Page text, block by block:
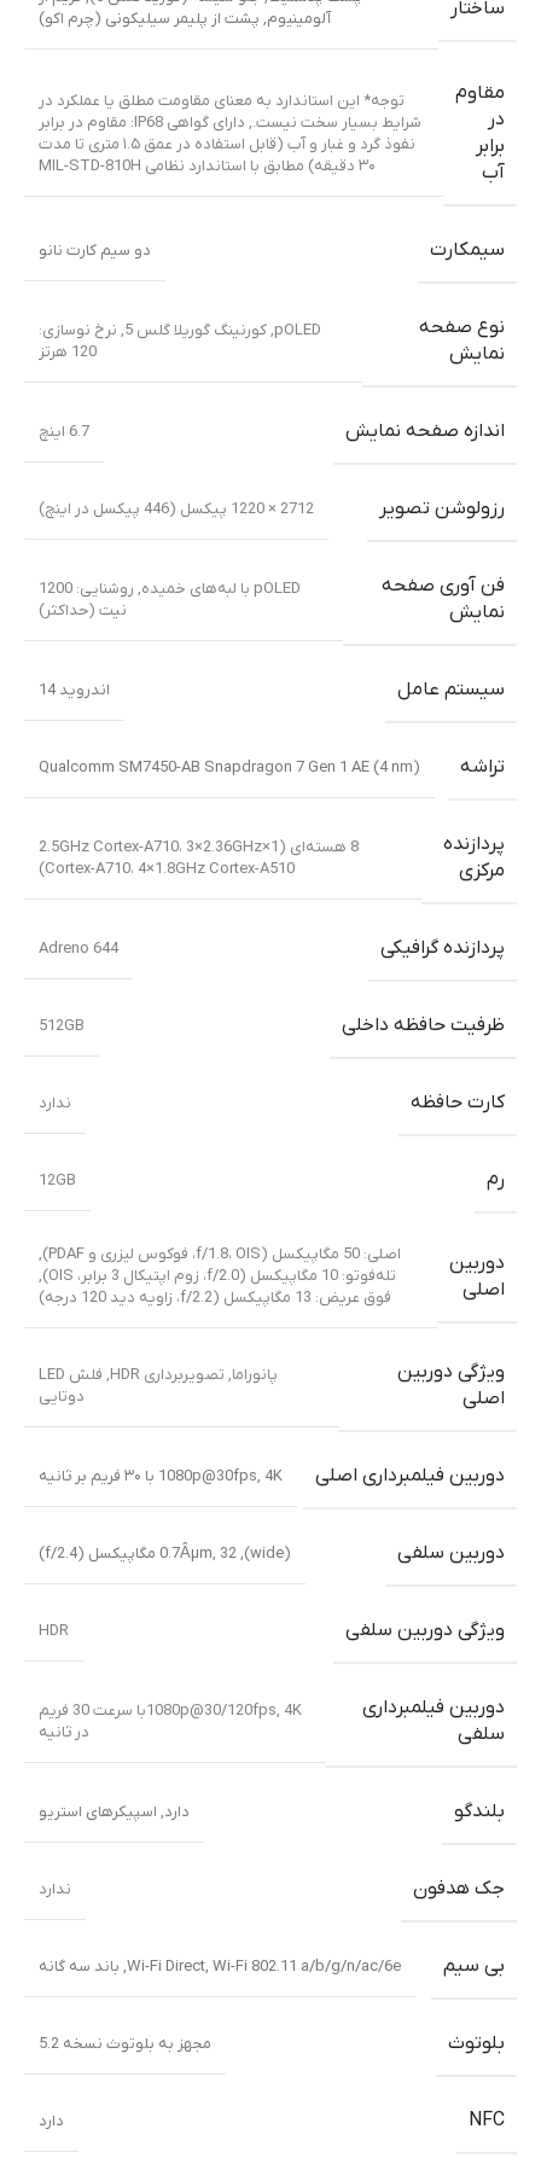
ساختار
آلومینیوم, پشت از پلیمر سیلیکونی (چرم اکو)
مقاوم
در
برابر
آب
توجه* این استاندارد به معنای مقاومت مطلق یا عملکرد در
شرایط بسیار سخت نیست.,
دارای گواهی IP68: مقاوم در برابر
نفوذ گرد و غبار و آب (قابل استفاده در عمق ۱.۵ متری تا مدت
۳۰ دقیقه) مطابق با استاندارد نظامی MIL-STD-810H
سیمکارت دو سیم کارت نانو
نوع صفحه
نمایش
pOLED
,کورنینگ گوریلا گلس 5 , نرخ نوسازی:
120 هرتز
اندازه صفحه نمایش 6.7 اینچ
رزولوشن تصویر 2712 × 1220 پیکسل (446 پیکسل در اینچ)
فن آوری صفحه
نمایش
pOLED با لبه‌های خمیده ,
روشنایی: 1200
نیت (حداکثر)
سیستم عامل اندروید 14
تراشه Qualcomm SM7450-AB Snapdragon 7 Gen 1 AE (4 nm)
پردازنده
مرکزی
8 هسته‌ای (1×2.5GHz Cortex-A710، 3×2.36GHz
Cortex-A710، 4×1.8GHz Cortex-A510)
پردازنده گرافیکی Adreno 644
ظرفیت حافظه داخلی 512GB
کارت حافظه ندارد
رم 12GB
دوربین
اصلی
اصلی: 50 مگاپیکسل (f/1.8، OIS، فوکوس لیزری و PDAF)
,
تله‌فوتو: 10 مگاپیکسل (f/2.0، زوم اپتیکال 3 برابر، OIS)
,
فوق عریض: 13 مگاپیکسل (f/2.2، زاویه دید 120 درجه)
ویژگی دوربین
اصلی
پانوراما, تصویربرداری HDR ,
فلش LED
دوتایی
دوربین فیلمبرداری اصلی 1080p@30fps, 4K با ۳۰ فریم بر ثانیه
دوربین سلفی (wide)
,
0.7Âµm, 32 مگاپیکسل (f/2.4)
ویژگی دوربین سلفی HDR
دوربین فیلمبرداری
سلفی
1080p@30/120fps,
4Kبا سرعت 30 فریم
در ثانیه
بلندگو دارد, اسپیکرهای استریو
جک هدفون ندارد
بی سیم Wi-Fi Direct, Wi-Fi 802.11 a/b/g/n/ac/6e
, باند سه گانه
بلوتوث مجهز به بلوتوث نسخه 5.2
NFC دارد